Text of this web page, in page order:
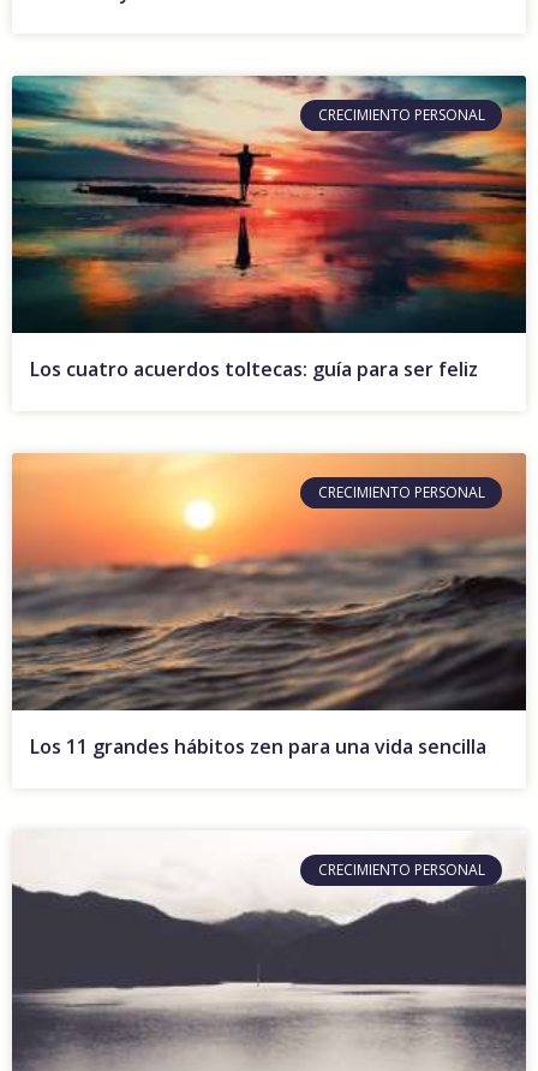
CRECIMIENTO PERSONAL
Los cuatro acuerdos toltecas: guía para ser feliz
CRECIMIENTO PERSONAL
Los 11 grandes hábitos zen para una vida sencilla
CRECIMIENTO PERSONAL